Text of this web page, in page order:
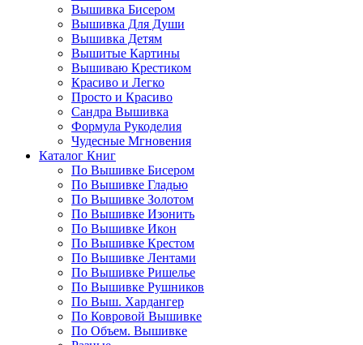
Вышивка Бисером
Вышивка Для Души
Вышивка Детям
Вышитые Картины
Вышиваю Крестиком
Красиво и Легко
Просто и Красиво
Сандра Вышивка
Формула Рукоделия
Чудесные Мгновения
Каталог Книг
По Вышивке Бисером
По Вышивке Гладью
По Вышивке Золотом
По Вышивке Изонить
По Вышивке Икон
По Вышивке Крестом
По Вышивке Лентами
По Вышивке Ришелье
По Вышивке Рушников
По Выш. Хардангер
По Ковровой Вышивке
По Объем. Вышивке